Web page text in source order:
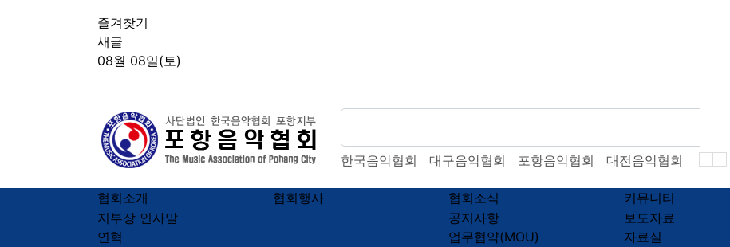
즐겨찾기
새글
08월 08일(토)
포항음악협회 대전음악협회 한국음악협회 대구음악협회 포항음악협회 대전음악협회
협회소개
지부장 인사말
연혁
협회행사 협회소식
공지사항
업무협약(MOU)
커뮤니티
보도자료
자료실